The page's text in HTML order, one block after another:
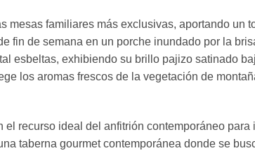
mesas familiares más exclusivas, aportando un
fin de semana en un porche inundado por la
esbeltas, exhibiendo su brillo pajizo satinado
los aromas frescos de la vegetación de
recurso ideal del anfitrión contemporáneo
taberna gourmet contemporánea donde se